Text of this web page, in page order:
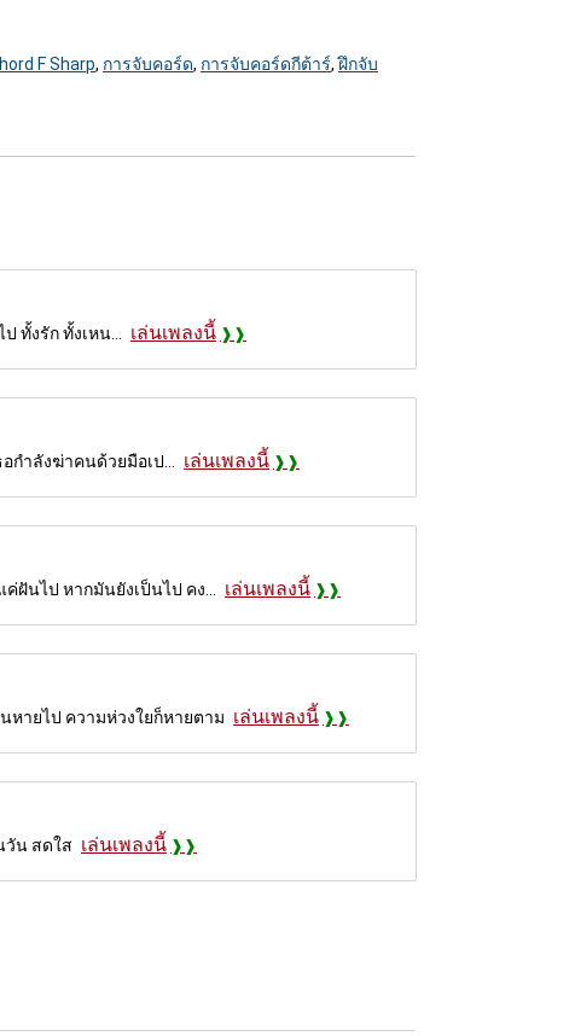
F Sharp, การจับคอร์ด, การจับคอร์ดกีต้าร์,ฝึกจับ
ทั้งรัก ทั้งเหน... เล่นเพลงนี้
ำลังฆ่าคนด้วยมือเป... เล่นเพลงนี้
ฝันไป หากมันยังเป็นไป คง... เล่นเพลงนี้
หายไป ความห่วงใยก็หายตาม เล่นเพลงนี้
วัน สดใส เล่นเพลงนี้